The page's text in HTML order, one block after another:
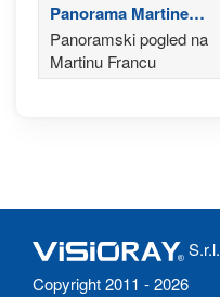
Panorama Martine
France
Panoramski pogled na
Martinu Francu
S.r.l.
Copyright 2011 - 2026